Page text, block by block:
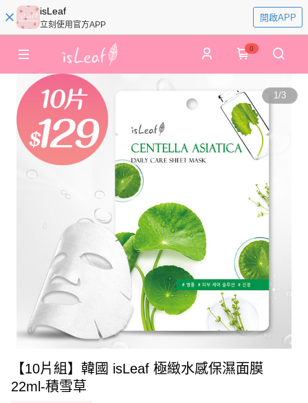
isLeaf
立刻使用官方APP
開啟APP
0
1/3
【10片組】韓國 isLeaf 極緻水感保濕面膜
22ml-積雪草